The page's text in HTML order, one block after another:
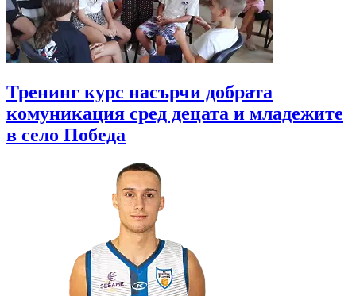
Тренинг курс насърчи добрата
комуникация сред децата и младежите
в село Победа